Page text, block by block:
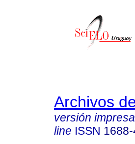
Archivos
versión impresa
line ISSN